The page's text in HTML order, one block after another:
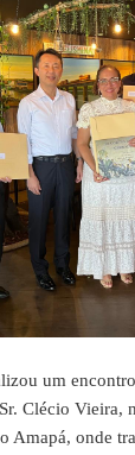
um
Clécio Vieira,
Amapá, onde